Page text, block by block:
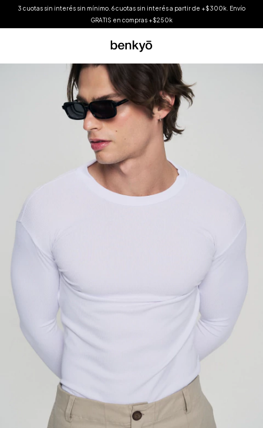
3 cuotas sin interés sin mínimo. 6 cuotas sin interés a partir de +$300k. Envío
GRATIS en compras +$250k